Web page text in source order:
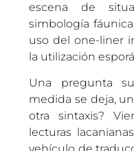
escena de
simbología
uso del one-liner
la utilización
Una pregunta
medida se deja,
otra sintaxis?
lecturas